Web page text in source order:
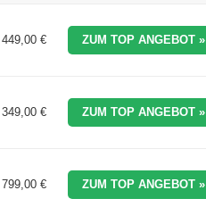
449,00 € ZUM TOP ANGEBOT »
349,00 € ZUM TOP ANGEBOT »
799,00 € ZUM TOP ANGEBOT »